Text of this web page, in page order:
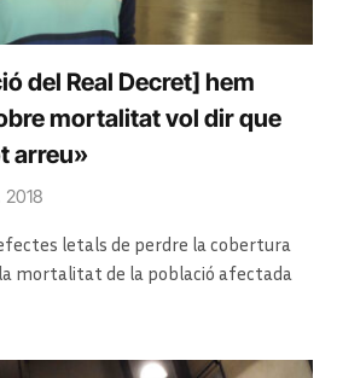
del Real Decret] hem
mortalitat vol dir que
arreu»
2018
letals de perdre la cobertura
mortalitat de la població afectada